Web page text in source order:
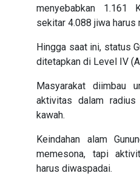
menyebabkan 1.161
sekitar 4.088 jiwa harus
Hingga saat ini, status
ditetapkan di Level IV
Masyarakat diimbau
aktivitas dalam
kawah.
Keindahan alam
memesona, tapi
harus diwaspadai.